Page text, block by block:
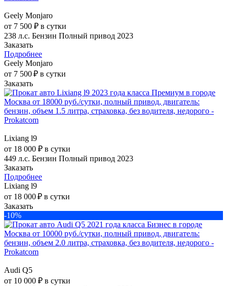
Geely Monjaro
от 7 500 ₽ в сутки
238 л.с. Бензин Полный привод 2023
Заказать
Подробнее
Geely Monjaro
от 7 500 ₽ в сутки
Заказать
Lixiang l9
от 18 000 ₽ в сутки
449 л.с. Бензин Полный привод 2023
Заказать
Подробнее
Lixiang l9
от 18 000 ₽ в сутки
Заказать
-10%
Audi Q5
от 10 000 ₽ в сутки